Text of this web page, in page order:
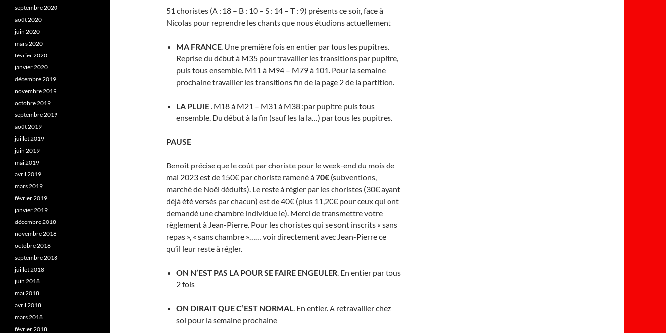
51 choristes (A : 18 – B : 10 – S : 14 – T : 9) présents ce soir, face à
Nicolas pour reprendre les chants que nous étudions actuellement
MA FRANCE. Une première fois en entier par tous les pupitres.
Reprise du début à M35 pour travailler les transitions par pupitre,
puis tous ensemble. M11 à M94 – M79 à 101. Pour la semaine
prochaine travailler les transitions fin de la page 2 de la partition.
LA PLUIE. M18 à M21 – M31 à M38 :par pupitre puis tous
ensemble. Du début à la fin (sauf les la la…) par tous les pupitres.
PAUSE
Benoît précise que le coût par choriste pour le week-end du mois de
mai 2023 est de 150€ par choriste ramené à70€ (subventions,
marché de Noël déduits). Le reste à régler par les choristes (30€ ayant
déjà été versés par chacun) est de 40€ (plus 11,20€ pour ceux qui ont
demandé une chambre individuelle). Merci de transmettre votre
règlement à Jean-Pierre. Pour les choristes qui se sont inscrits « sans
repas », « sans chambre »…… voir directement avec Jean-Pierre ce
qu’il leur reste à régler.
ON N’EST PAS LA POUR SE FAIRE ENGEULER. En entier par tous
2 fois
ON DIRAIT QUE C’EST NORMAL. En entier. A retravailler chez
soi pour la semaine prochaine
septembre 2020
août 2020
juin 2020
mars 2020
février 2020
janvier 2020
décembre 2019
novembre 2019
octobre 2019
septembre 2019
août 2019
juillet 2019
juin 2019
mai 2019
avril 2019
mars 2019
février 2019
janvier 2019
décembre 2018
novembre 2018
octobre 2018
septembre 2018
juillet 2018
juin 2018
mai 2018
avril 2018
mars 2018
février 2018